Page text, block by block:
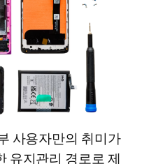
사용자만의 취미가
유지관리 경로로 제